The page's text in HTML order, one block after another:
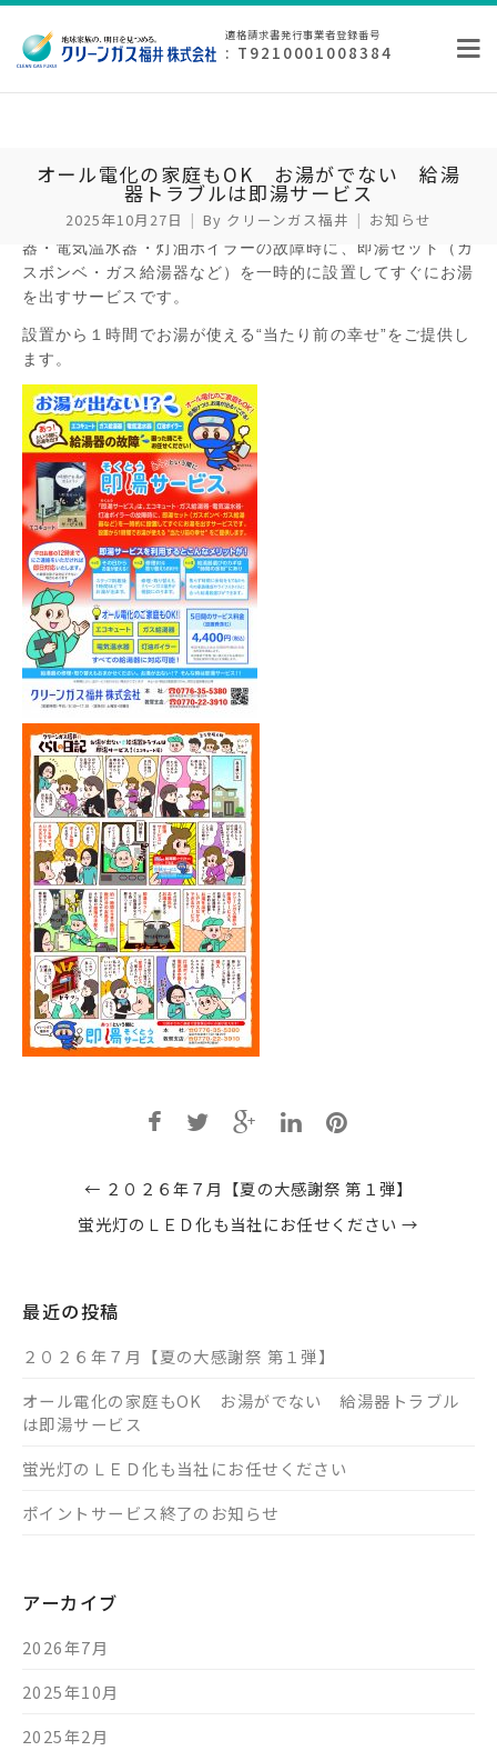
適格請求書発行事業者登録番号
: T9210001008384
オール電化の家庭もOK お湯がでない 給湯
器トラブルは即湯サービス
2025年10月27日 By クリーンガス福井 お知らせ
「即湯（そくとう）サービス」は、エコキュート・ガス給湯
器・電気温水器・灯油ボイラーの故障時に、即湯セット（ガ
スボンベ・ガス給湯器など）を一時的に設置してすぐにお湯
を出すサービスです。
設置から１時間でお湯が使える“当たり前の幸せ”をご提供し
ます。
Post
navigation
← ２０２６年７月【夏の大感謝祭 第１弾】
蛍光灯のＬＥＤ化も当社にお任せください→
最近の投稿
２０２６年７月【夏の大感謝祭 第１弾】
オール電化の家庭もOK お湯がでない 給湯器トラブル
は即湯サービス
蛍光灯のＬＥＤ化も当社にお任せください
ポイントサービス終了のお知らせ
アーカイブ
2026年7月
2025年10月
2025年2月